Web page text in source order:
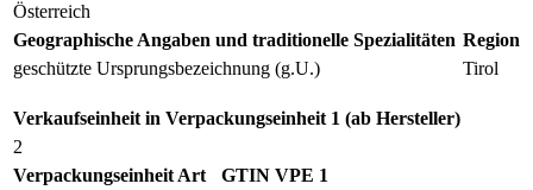
Österreich
Geographische Angaben und traditionelle Spezialitäten
geschützte Ursprungsbezeichnung (g.U.)
Region
Tirol
Verkaufseinheit in Verpackungseinheit 1 (ab Hersteller)
2
Verpackungseinheit Art
GTIN VPE 1